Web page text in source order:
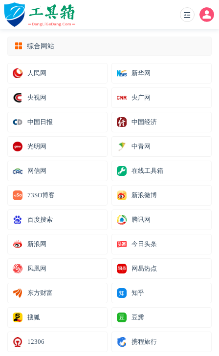
综合网站
人民网 新华网
央视网 央广网
中国日报 中国经济
光明网 中青网
网信网 在线工具箱
73SO博客 新浪微博
百度搜索 腾讯网
新浪网 今日头条
凤凰网 网易热点
东方财富 知 知乎
搜狐 豆 豆瓣
12306 携程旅行